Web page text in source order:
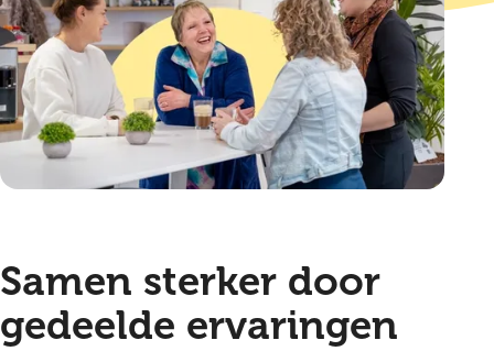
Samen sterker door
gedeelde ervaringen